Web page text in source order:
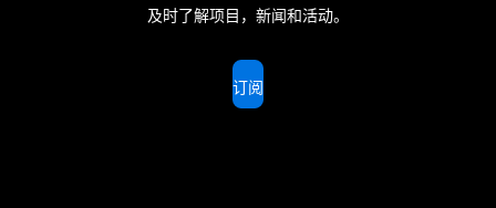
及时了解项目，新闻和活动。
订阅